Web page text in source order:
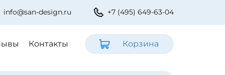
info@san-design.ru +7 (495) 649-63-04
Контакты Корзина